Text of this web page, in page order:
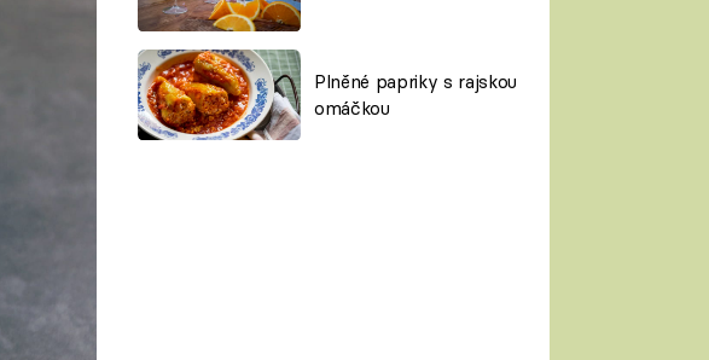
Plněné papriky s rajskou
omáčkou